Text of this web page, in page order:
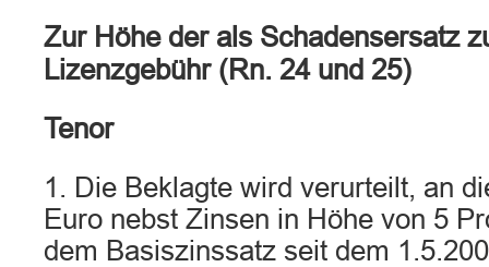
Zur Höhe der als Schadensersatz
Lizenzgebühr (Rn. 24 und 25)
Tenor
1. Die Beklagte wird verurteilt, an
Euro nebst Zinsen in Höhe von 5
dem Basiszinssatz seit dem